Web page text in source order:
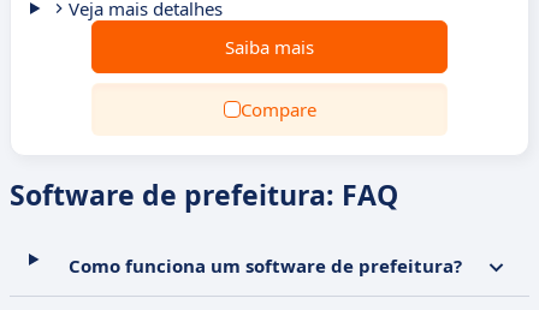
Veja mais detalhes
Saiba mais
Compare
Software de prefeitura: FAQ
Como funciona um software de prefeitura?